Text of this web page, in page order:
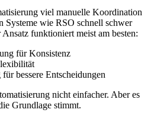
viel manuelle Koordination
Systeme wie RSO schnell schwer
funktioniert meist am besten:
für Konsistenz
bessere Entscheidungen
nicht einfacher. Aber es
Grundlage stimmt.